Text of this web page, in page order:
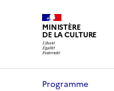
MINISTÈRE
DE LA CULTURE
Programme